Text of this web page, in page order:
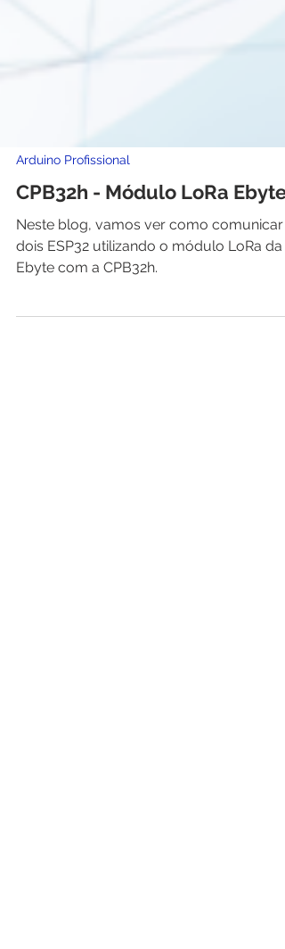
Arduino Profissional
CPB32h - Módulo LoRa Ebyte
Neste blog, vamos ver como comunicar
dois ESP32 utilizando o módulo LoRa da